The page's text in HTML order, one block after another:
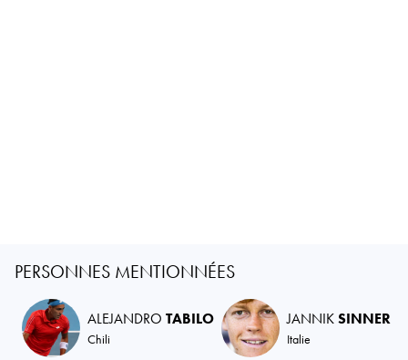
PERSONNES MENTIONNÉES
ALEJANDRO TABILO
Chili
JANNIKSINNER
Italie